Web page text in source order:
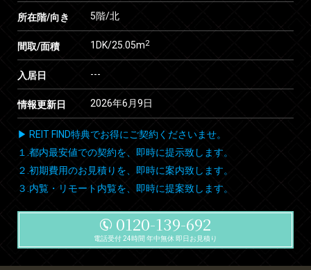
所在階/向き 5階/北
間取/面積 1DK/25.05m2
入居日 ---
情報更新日 2026年6月9日
▶ REIT FIND特典でお得にご契約くださいませ。
１.都内最安値での契約を、即時に提示致します。
２.初期費用のお見積りを、即時に案内致します。
３.内覧・リモート内覧を、即時に提案致します。
0120-139-692
電話受付 24時間 年中無休 即日お見積り